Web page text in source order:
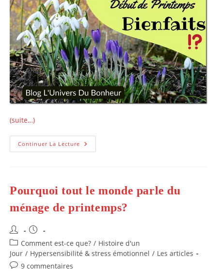
(suite…)
Continuer La Lecture Quels
Sont
De
Printemps
Pourquoi tout le monde parle du
ménage de printemps?
Auteur/autrice
de
la
publication :
Publication
publiée :
Post
category:
Comment est-ce que? / Histoire d'un
Jour / Hypersensibilité & stress émotionnel / Les articles
Commentaires
9 commentaires